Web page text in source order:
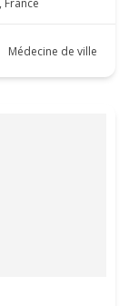
France
Médecine de ville